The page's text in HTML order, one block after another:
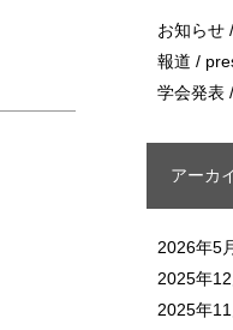
お知らせ
報道 /
学会発表
アーカ
2026年5
2025年12
2025年11